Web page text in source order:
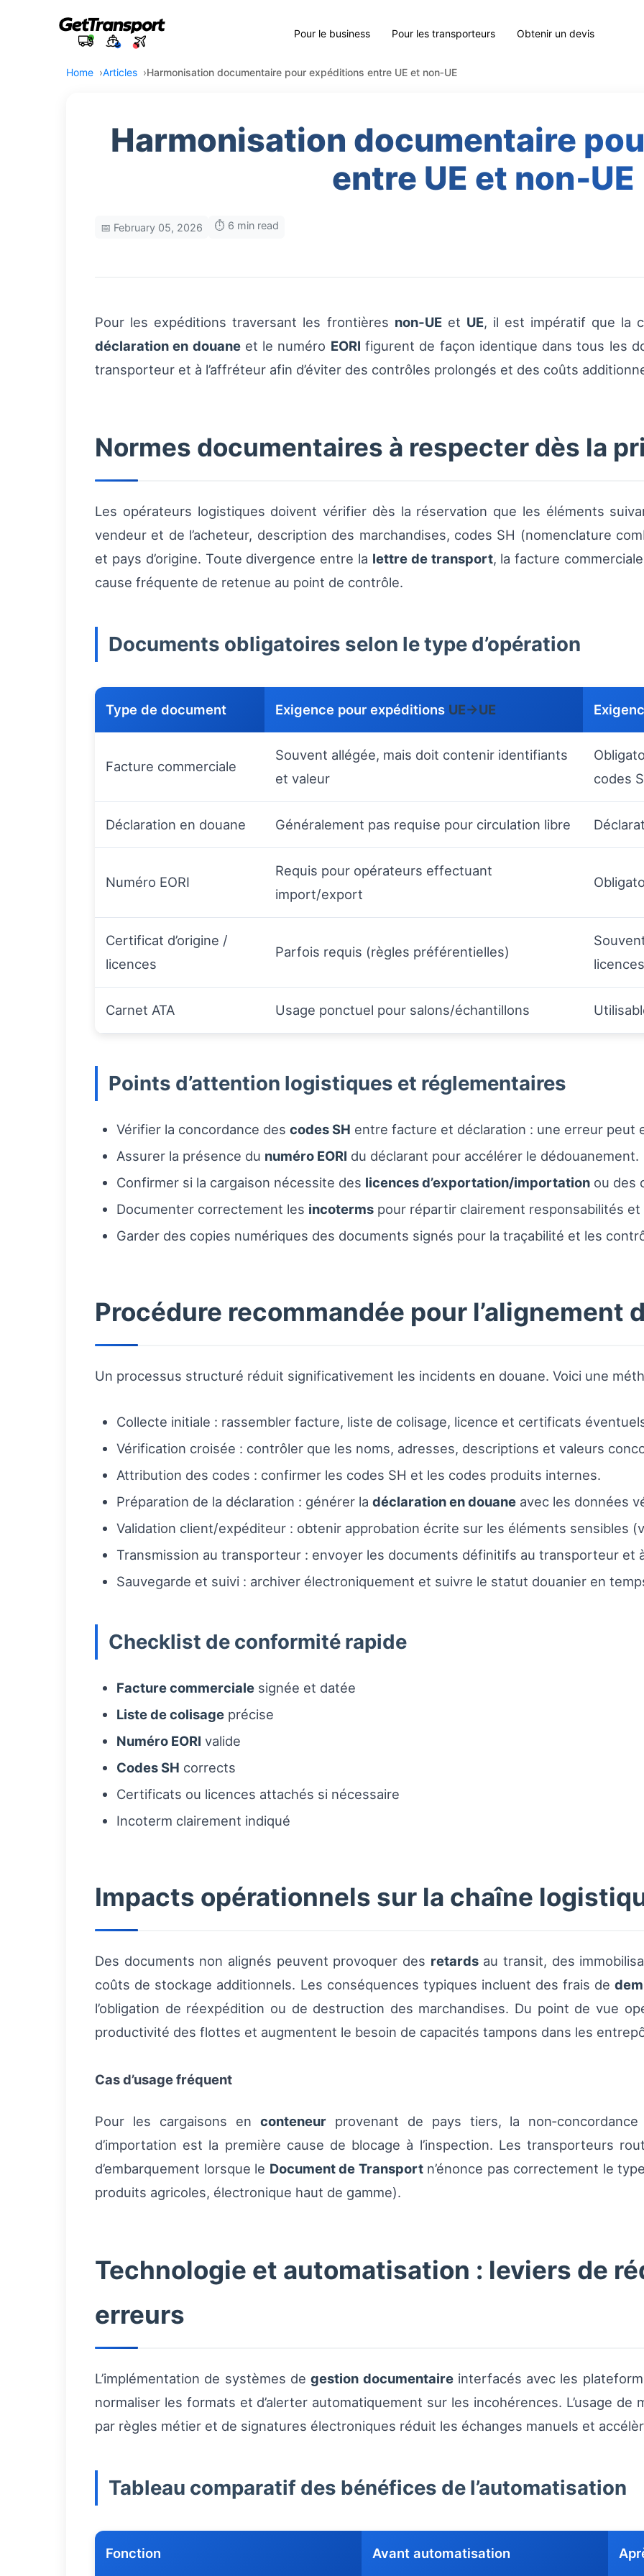
Pour le business Pour les transporteurs Obtenir un devis
Home Articles Harmonisation documentaire pour expéditions entre UE et non‑UE
Harmonisation documentaire
entre UE et non‑UE
📅 February 05, 2026 ⏱️ 6 min read
Pour les expéditions traversant les frontières non‑UEet UE, il est impératif que la
déclaration en douaneet le numéro EORI figurent de façon identique dans tous les
transporteur et à l’affréteur afin d’éviter des contrôles prolongés et des coûts
Normes documentaires à respecter dès la
Les opérateurs logistiques doivent vérifier dès la réservation que les éléments
vendeur et de l’acheteur, description des marchandises, codes SH (nomenclature
et pays d’origine. Toute divergence entre la lettre de transport, la facture
cause fréquente de retenue au point de contrôle.
Documents obligatoires selon le type d’opération
Type de document Exigence pour expéditions UE→UE
Facture commerciale
Souvent allégée, mais doit contenir identifiants
et valeur
codes
Déclaration en douane Généralement pas requise pour circulation libre
Numéro EORI
Requis pour opérateurs effectuant
import/export
Certificat d’origine /
licences
Parfois requis (règles préférentielles)
Carnet ATA Usage ponctuel pour salons/échantillons
Points d’attention logistiques et réglementaires
Vérifier la concordance des codes SH entre facture et déclaration : une erreur peut
Assurer la présence du numéro EORI du déclarant pour accélérer le dédouanement.
Confirmer si la cargaison nécessite des licences d’exportation/importation ou des
Documenter correctement les incoterms pour répartir clairement responsabilités
Garder des copies numériques des documents signés pour la traçabilité et les
Procédure recommandée pour l’alignement
Un processus structuré réduit significativement les incidents en douane. Voici une
Collecte initiale : rassembler facture, liste de colisage, licence et certificats
Vérification croisée : contrôler que les noms, adresses, descriptions et valeurs
Attribution des codes : confirmer les codes SH et les codes produits internes.
Préparation de la déclaration : générer la déclaration en douane avec les données
Validation client/expéditeur : obtenir approbation écrite sur les éléments sensibles
Transmission au transporteur : envoyer les documents définitifs au transporteur et
Sauvegarde et suivi : archiver électroniquement et suivre le statut douanier en
Checklist de conformité rapide
Facture commerciale signée et datée
Liste de colisage précise
Numéro EORI valide
Codes SH corrects
Certificats ou licences attachés si nécessaire
Incoterm clairement indiqué
Impacts opérationnels sur la chaîne
Des documents non alignés peuvent provoquer des retardsau transit, des
coûts de stockage additionnels. Les conséquences typiques incluent des frais de
l’obligation de réexpédition ou de destruction des marchandises. Du point de vue
productivité des flottes et augmentent le besoin de capacités tampons dans les
Cas d’usage fréquent
Pour les cargaisons en conteneurprovenant de pays tiers, la
d’importation est la première cause de blocage à l’inspection. Les transporteurs
d’embarquement lorsque le Document de Transportn’énonce pas correctement le
produits agricoles, électronique haut de gamme).
Technologie et automatisation : leviers de
erreurs
L’implémentation de systèmes degestion documentaireinterfacés avec les
normaliser les formats et d’alerter automatiquement sur les incohérences. L’usage de
par règles métier et de signatures électroniques réduit les échanges manuels et
Tableau comparatif des bénéfices de l’automatisation
Fonction Avant automatisation